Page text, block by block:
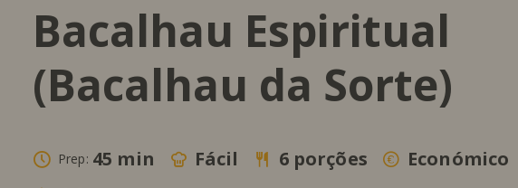
Bacalhau Espiritual
(Bacalhau da Sorte)
Prep: 45 min Fácil 6 porções
Económico